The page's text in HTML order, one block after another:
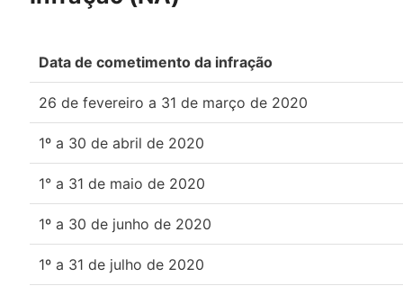
Data de cometimento da infração
26 de fevereiro a 31 de março de 2020
1º a 30 de abril de 2020
1° a 31 de maio de 2020
1º a 30 de junho de 2020
1º a 31 de julho de 2020